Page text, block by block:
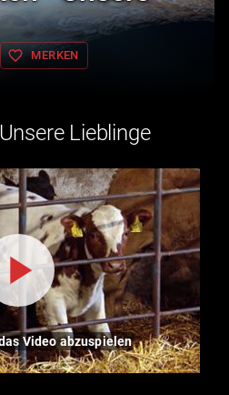
favorite_border MERKEN
Lieblinge
Video abzuspielen